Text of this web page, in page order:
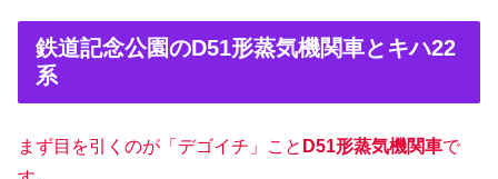
鉄道記念公園のD51形蒸気機関車とキハ22
系
まず目を引くのが「デゴイチ」こと D51形蒸気機関車で